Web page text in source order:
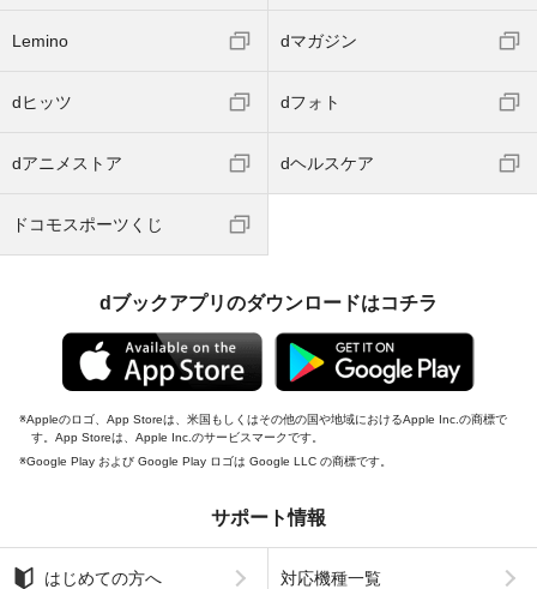
Lemino dマガジン
dヒッツ dフォト
dアニメストア dヘルスケア
ドコモスポーツくじ
dブックアプリのダウンロードはコチラ
Appleのロゴ、App Storeは、米国もしくはその他の国や地域におけるApple Inc.の商標で
す。App Storeは、Apple Inc.のサービスマークです。
Google Play および Google Play ロゴは Google LLC の商標です。
サポート情報
はじめての方へ 対応機種一覧